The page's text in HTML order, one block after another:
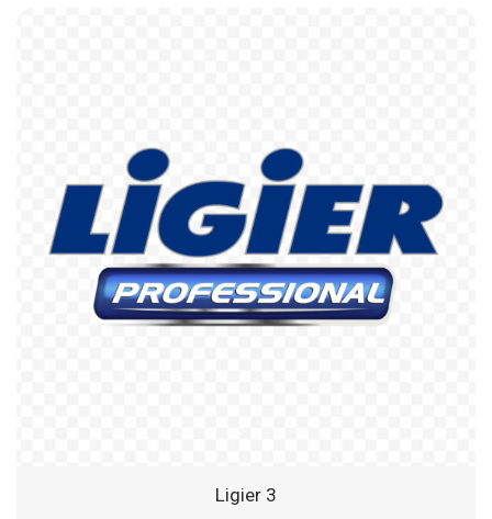
Ligier 3